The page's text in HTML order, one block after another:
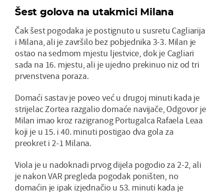
Šest golova na utakmici Milana
Čak šest pogodaka je postignuto u susretu Cagliarija
i Milana, ali je završilo bez pobjednika 3-3. Milan je
ostao na sedmom mjestu ljestvice, dok je Cagliari
sada na 16. mjestu, ali je ujedno prekinuo niz od tri
prvenstvena poraza.
Domaći sastav je poveo već u drugoj minuti kada je
strijelac Zortea razgalio domaće navijače, Odgovor je
Milan imao kroz razigranog Portugalca Rafaela Leaa
koji je u 15. i 40. minuti postigao dva gola za
preokret i 2-1 Milana.
Viola je u nadoknadi prvog dijela pogodio za 2-2, ali
je nakon VAR pregleda pogodak poništen, no
domaćin je ipak izjednačio u 53. minuti kada je